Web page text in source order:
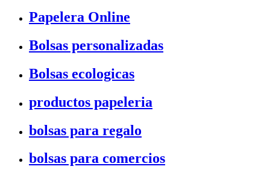
Papelera Online
Bolsas personalizadas
Bolsas ecologicas
productos papeleria
bolsas para regalo
bolsas para comercios